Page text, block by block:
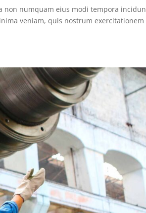
non numquam eius modi tempora
veniam, quis nostrum exercitationem